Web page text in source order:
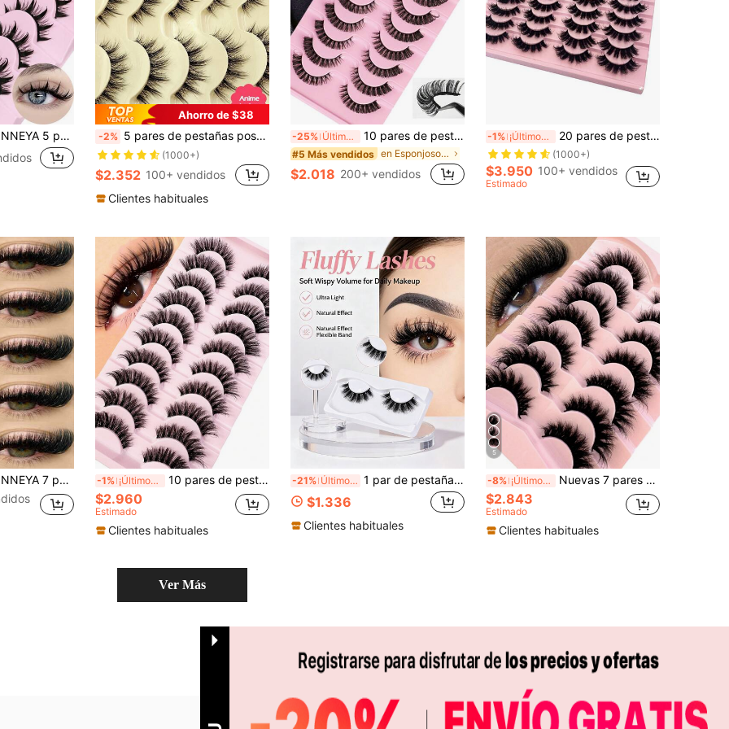
visón falso inspiradas en anime, gruesas y naturales, herramientas de maquillaje para cosplay (5-S1) Pestañas postizas, pestañas, pestañas falsas
Ahorro de $38
-2% 5 pares de pestañas postizas naturales tipo muñeca de Asiteo - Tallo transparente de pestañas de dibujos animados, diseño de estilo hada, perfecto para cosplay - Reutilizables
(1000+)
$2.352 100+ vendidos
Clientes habituales
-25% Últimas 9 hrs 10 pares de pestañas rizadas rusas populares, ojos grandes y gruesos, rizado tridimensional multicapa, esencial para el maquillaje europeo y americano, pestañas postizas, pestañas, pestañas falsas
#5 Más vendidos en Esponjoso Pestañas postizas
$2.018 200+ vendidos
-1% ¡Últimos 2 días 20 pares de pestañas postizas de visón 3D, pestañas postizas naturales y esponjosas, pestañas postizas en tiras
(1000+)
$3.950 100+ vendidos
Estimado
y alargadora, puntas afiladas, forma de ojo alargada, pestañas de mink falso, para uso de maquillaje (XF10) Pestañas postizas, pestañas, pestañas postizas, pestañas falsas -1% ¡Últimos 2 días 10 pares de pestañas postizas de ojo de gato, naturales y esponjosas 3D gruesas y rizadas, como las pestañas de visón, set incluido
$2.960
Estimado
Clientes habituales
-21% Último día 1 par de pestañas postizas 3D esponjosas de 17 mm, cortas, de aspecto natural, de visón sintético, efecto desfilado
$1.336
Clientes habituales
5
-8% ¡Últimos 2 días Nuevas 7 pares de pestañas postizas de visón artificial de estilo clásico de ojo de gato ruso, pestañas postizas de visón falso con rizo DD natural y volumen esponjoso, extensión de pestañas postizas de visón falso con efecto dramático y volumen para un aspecto natural, tiras de pestañas, pestañas, pestañas postizas
$2.843
Estimado
Clientes habituales
Ver Más